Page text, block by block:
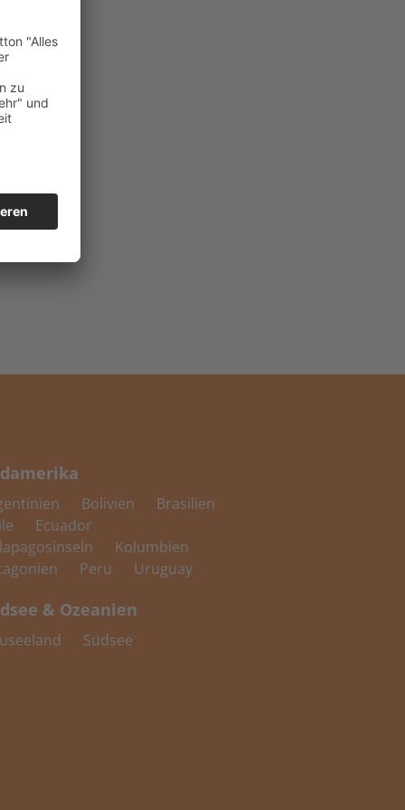
Bolivien
Brasilien
Ecuador
Kolumbien
Peru Uruguay
& Ozeanien
Südsee